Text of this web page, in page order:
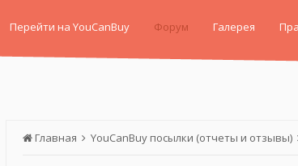
Перейти на YouCanBuy Форум Галерея
Главная YouCanBuy посылки (отчеты и отзывы)